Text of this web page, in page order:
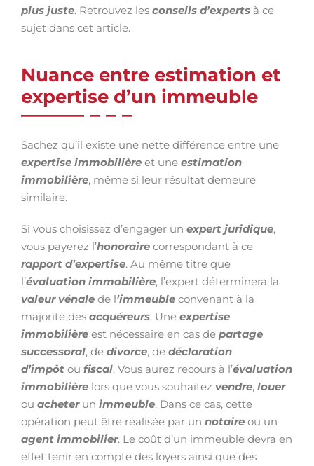
plus juste. Retrouvez les conseils d’experts à ce
sujet dans cet article.
Nuance entre estimation et
expertise d’un immeuble
Sachez qu’il existe une nette différence entre une
expertise immobilière et une estimation
immobilière, même si leur résultat demeure
similaire.
Si vous choisissez d’engager un expert juridique,
vous payerez l’honoraire correspondant à ce
rapport d’expertise. Au même titre que
l’évaluation immobilière, l’expert déterminera la
valeur vénale de l’immeuble convenant à la
majorité des acquéreurs. Une expertise
immobilière est nécessaire en cas de partage
successoral, de divorce, de déclaration
d’impôt ou fiscal. Vous aurez recours à l’évaluation
immobilière lors que vous souhaitez vendre, louer
ou acheterun immeuble. Dans ce cas, cette
opération peut être réalisée par un notaire ou un
agent immobilier. Le coût d’un immeuble devra en
effet tenir en compte des loyers ainsi que des